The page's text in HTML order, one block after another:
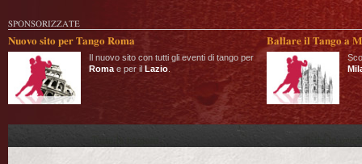
SPONSORIZZATE
Nuovo sito per Tango Roma
Il nuovo sito con tutti gli eventi di tango per
Roma e per il Lazio
Ballare il Tango a